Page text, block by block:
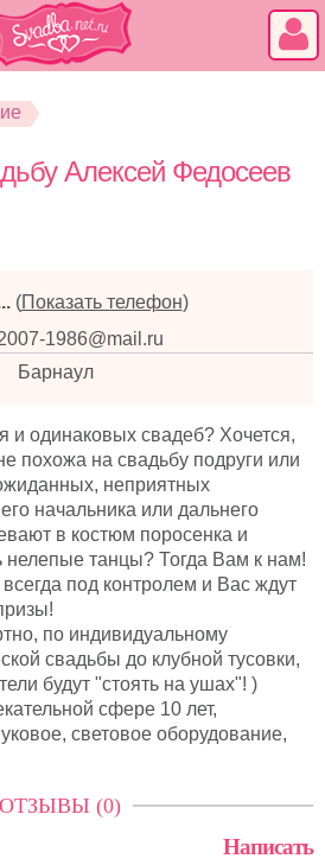
Алексей Федосеев
(Показать телефон)
1986@mail.ru
Барнаул
и одинаковых свадеб? Хочется,
похожа на свадьбу подруги или
неприятных
начальника или дальнего
в костюм поросенка и
нелепые танцы? Тогда Вам к нам!
под контролем и Вас ждут
по индивидуальному
свадьбы до клубной тусовки,
будут "стоять на ушах"! )
сфере 10 лет,
световое оборудование,
ОТЗЫВЫ (0)
Написать